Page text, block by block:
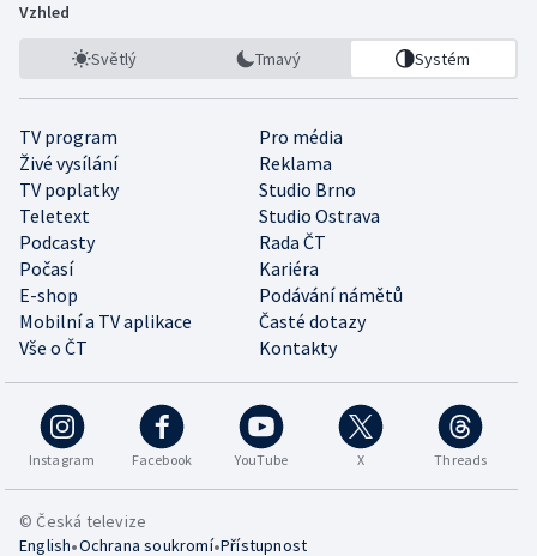
Vzhled
Světlý Tmavý Systém
TV program
Pro média
Živé vysílání
Reklama
TV poplatky
Studio Brno
Teletext
Studio Ostrava
Podcasty
Rada ČT
Počasí
Kariéra
E-shop
Podávání námětů
Mobilní a TV aplikace
Časté dotazy
Vše o ČT
Kontakty
Instagram Facebook YouTube X Threads
© Česká televize
English•Ochrana soukromí•Přístupnost